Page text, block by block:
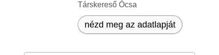
Társkereső Ócsa
nézd meg az adatlapját